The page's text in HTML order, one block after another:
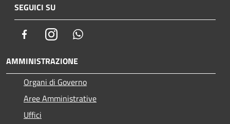
SEGUICI SU
FacebookInstagram
AMMINISTRAZIONE
Organi di Governo
Aree Amministrative
Uffici